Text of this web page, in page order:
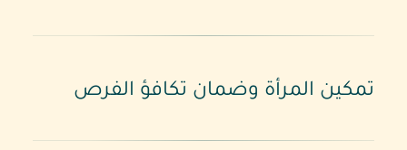
تمكين المرأة وضمان تكافؤ الفرص